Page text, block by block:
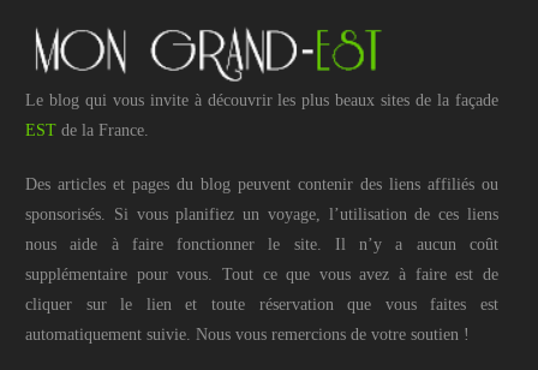
Le blog qui vous invite à découvrir les plus beaux sites de la façade
EST de la France.
Des articles et pages du blog peuvent contenir des liens affiliés ou
sponsorisés. Si vous planifiez un voyage, l’utilisation de ces liens
nous aide à faire fonctionner le site. Il n’y a aucun coût
supplémentaire pour vous. Tout ce que vous avez à faire est de
cliquer sur le lien et toute réservation que vous faites est
automatiquement suivie. Nous vous remercions de votre soutien !